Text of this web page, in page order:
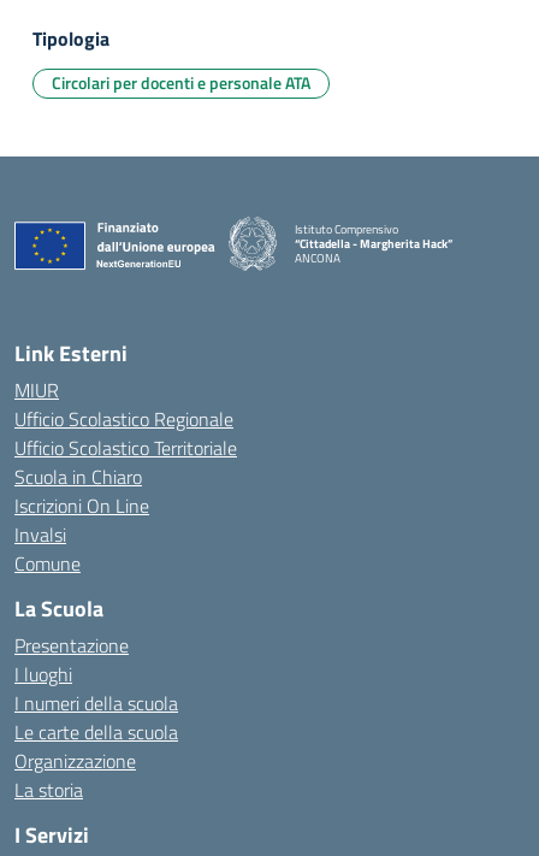
Tipologia
Circolari per docenti e personale ATA
Istituto Comprensivo
“Cittadella - Margherita Hack”
ANCONA
Link Esterni
MIUR
Ufficio Scolastico Regionale
Ufficio Scolastico Territoriale
Scuola in Chiaro
Iscrizioni On Line
Invalsi
Comune
La Scuola
Presentazione
I luoghi
I numeri della scuola
Le carte della scuola
Organizzazione
La storia
I Servizi